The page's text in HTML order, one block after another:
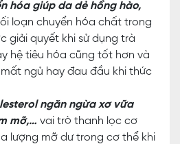
hóa giúp da dẻ hồng hào,
loạn chuyển hóa chất trong
giải quyết khi sử dụng trà
hệ tiêu hóa cũng tốt hơn và
ngủ hay đau đầu khi thức
ngăn ngừa xơ vữa
mỡ,… vai trò thanh lọc cơ
lượng mỡ dư trong cơ thể khi